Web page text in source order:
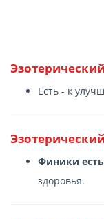
Есть - к
Финики есть
здоровья.